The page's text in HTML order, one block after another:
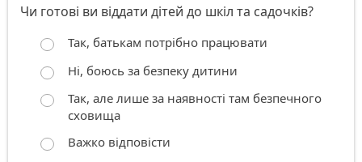
Чи готові ви віддати дітей до шкіл та садочків?
Так, батькам потрібно працювати
Ні, боюсь за безпеку дитини
Так, але лише за наявності там безпечного
сховища
Важко відповісти